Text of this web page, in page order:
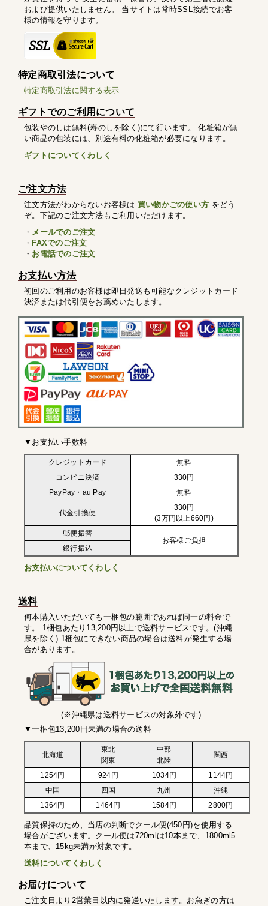
および提供いたしません。 当サイトは常時SSL接続でお客
様の情報を守ります。
特定商取引法について
特定商取引法に関する表示
ギフトでのご利用について
包装やのしは無料(寿のしを除く)にて行います。 化粧箱が無
い商品の包装には、別途有料の化粧箱が必要になります。
ギフトについてくわしく
ご注文方法
注文方法がわからないお客様は 買い物かごの使い方 をどう
ぞ。下記のご注文方法もご利用いただけます。
・ メールでのご注文
・ FAXでのご注文
・ お電話でのご注文
お支払い方法
初回のご利用のお客様は即日発送も可能なクレジットカード
決済または代引便をお薦めいたします。
▼お支払い手数料
クレジットカード
無料
コンビニ決済
330円
PayPay・au Pay
無料
代金引換便
330円
(3万円以上660円)
郵便振替
お客様ご負担
銀行振込
お支払いについてくわしく
送料
何本購入いただいても一梱包の範囲であれば同一の料金で
す。 1梱包あたり13,200円以上で送料サービスです。(沖縄
県を除く) 1梱包にできない商品の場合は送料が発生する場
合があります。
(※沖縄県は送料サービスの対象外です)
▼一梱包13,200円未満の場合の送料
北海道
東北
関東
中部
北陸
関西
1254円 924円 1034円
1144円
中国
四国 九州
沖縄
1364円
1464円 1584円 2800円
品質保持のため、当店の判断でクール便(450円)を使用する
場合がございます。クール便は720mlは10本まで、1800ml5
本まで、15kg未満が対象です。
送料についてくわしく
お届けについて
ご注文日より2営業日以内に発送いたします。お急ぎの方は